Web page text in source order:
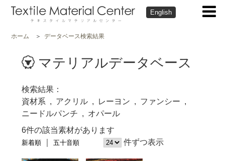
English
ホーム データベース検索結果
マテリアルデータベース
検索結果
資材系
アクリル レーヨン
ファンシー
ニードルパンチ
オパール
6件の該当素材があります
新着順 五十音順 件ずつ表示